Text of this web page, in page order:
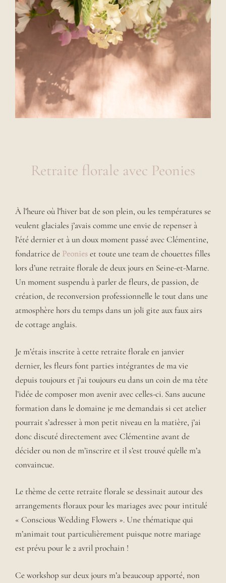
Retraite florale avec Peonies
À l’heure où l’hiver bat de son plein, ou les températures se
veulent glaciales j’avais comme une envie de repenser à
l’été dernier et à un doux moment passé avec Clémentine,
fondatrice de Peonieset toute une team de chouettes filles
lors d’une retraite florale de deux jours en Seine-et-Marne.
Un moment suspendu à parler de fleurs, de passion, de
création, de reconversion professionnelle le tout dans une
atmosphère hors du temps dans un joli gite aux faux airs
de cottage anglais.
Je m’étais inscrite à cette retraite florale en janvier
dernier, les fleurs font parties intégrantes de ma vie
depuis toujours et j’ai toujours eu dans un coin de ma tête
l’idée de composer mon avenir avec celles-ci. Sans aucune
formation dans le domaine je me demandais si cet atelier
pourrait s’adresser à mon petit niveau en la matière, j’ai
donc discuté directement avec Clémentine avant de
décider ou non de m’inscrire et il s’est trouvé qu’elle m’a
convaincue.
Le thème de cette retraite florale se dessinait autour des
arrangements floraux pour les mariages avec pour intitulé
« Conscious Wedding Flowers ». Une thématique qui
m’animait tout particulièrement puisque notre mariage
est prévu pour le 2 avril prochain !
Ce workshop sur deux jours m’a beaucoup apporté, non